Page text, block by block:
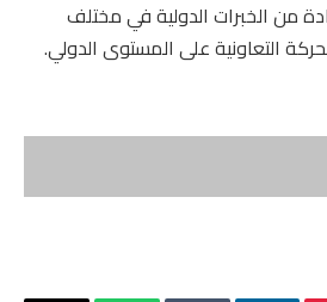
من الخبرات الدولية في مختلف
التعاونية على المستوى الدولي.